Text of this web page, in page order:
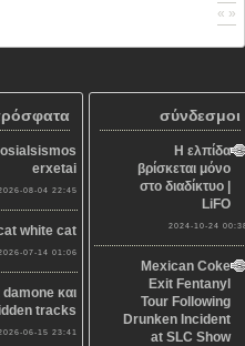
« »
erxetai
08-04 22:45
white cat
07-14 01:06
και
tracks
06-15 23:41
σύνδεσμοι
Η ελπίδα
βρίσκεται μόνο
στο διαδίκτυο |
LiFO
2024-10-24
Mexican Coke
Exit Fentanyl
Tour Following
Drunken Incident
at SLC Show